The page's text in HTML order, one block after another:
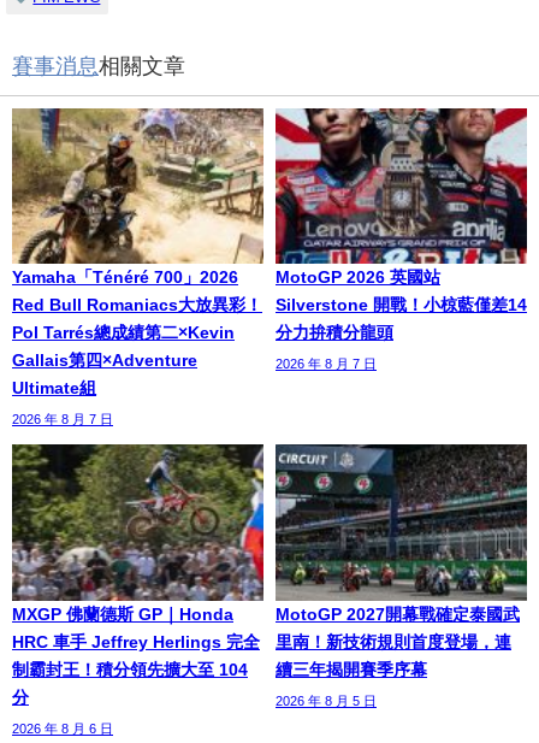
賽事消息相關文章
Yamaha「Ténéré 700」2026
Red Bull Romaniacs大放異彩！
Pol Tarrés總成績第二×Kevin
Gallais第四×Adventure
Ultimate組
2026 年 8 月 7 日
MotoGP 2026 英國站
Silverstone 開戰！小椋藍僅差14
分力拚積分龍頭
2026 年 8 月 7 日
MXGP 佛蘭德斯 GP｜Honda
HRC 車手 Jeffrey Herlings 完全
制霸封王！積分領先擴大至 104
分
2026 年 8 月 6 日
MotoGP 2027開幕戰確定泰國武
里南！新技術規則首度登場，連
續三年揭開賽季序幕
2026 年 8 月 5 日